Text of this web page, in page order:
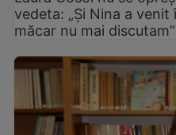
vedeta: „Și Nina a
măcar nu mai discutam”